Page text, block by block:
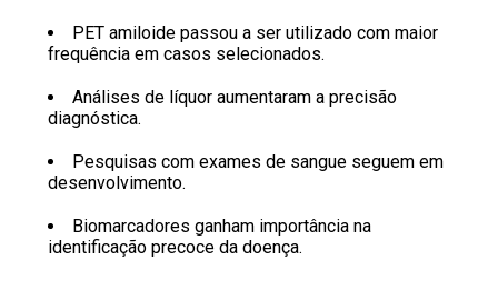
PET amiloide passou a ser utilizado com maior
frequência em casos selecionados.
Análises de líquor aumentaram a precisão
diagnóstica.
Pesquisas com exames de sangue seguem em
desenvolvimento.
Biomarcadores ganham importância na
identificação precoce da doença.